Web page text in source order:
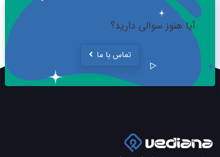
آیا هنوز سوالی دارید؟
تماس با ما